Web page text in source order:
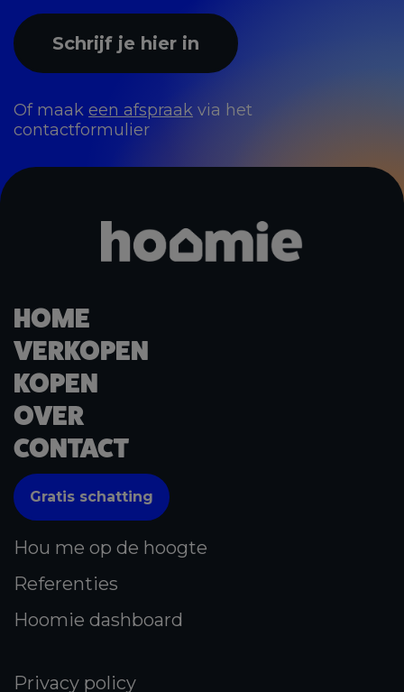
Of maak een afspraak via het
contactformulier
Schrijf je hier in
HOME
VERKOPEN
KOPEN
OVER
CONTACT
Gratis schatting
Hou me op de hoogte
Referenties
Hoomie dashboard
Privacy policy